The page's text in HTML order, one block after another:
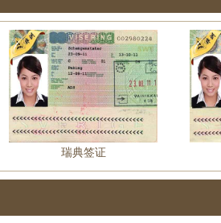
瑞典签证